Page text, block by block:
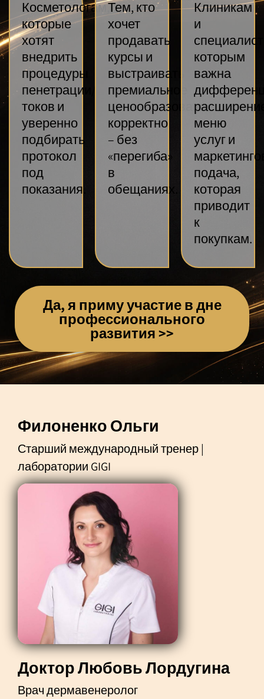
Косметологам,
которые
хотят
внедрить
процедуры
пенетрации/
токов и
уверенно
подбирать
протокол
под
показания.
Тем, кто
хочет
продавать
курсы и
выстраивать
премиальное
ценообразование
корректно
– без
«перегиба»
в
обещаниях.
Клиникам
и
которым
важна
меню
услуг и
подача,
которая
приводит
к
покупкам.
Да, я приму участие в дне
профессионального
развития >>
Филоненко Ольги
Старший международный тренер |
лаборатории GIGI
Доктор Любовь Лордугина
Врач дермавенеролог